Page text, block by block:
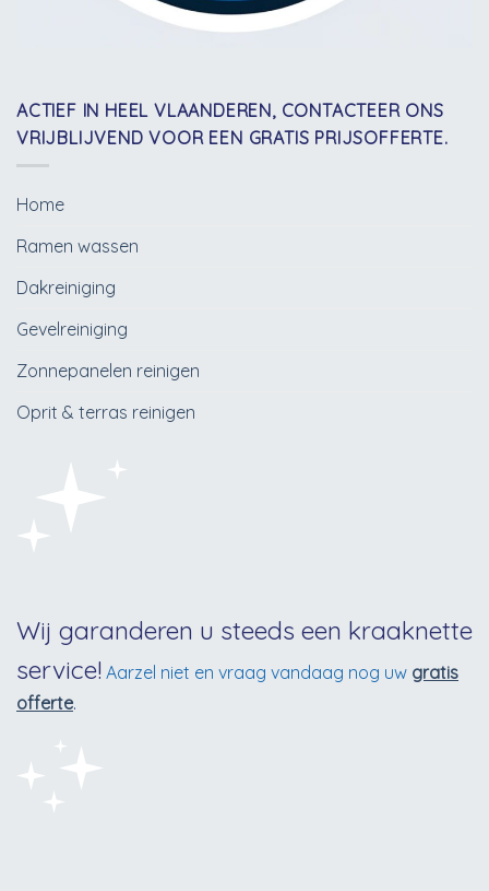
ACTIEF IN HEEL VLAANDEREN, CONTACTEER ONS
VRIJBLIJVEND VOOR EEN GRATIS PRIJSOFFERTE.
Home
Ramen wassen
Dakreiniging
Gevelreiniging
Zonnepanelen reinigen
Oprit & terras reinigen
Wij garanderen u steeds een kraaknette
service! Aarzel niet en vraag vandaag nog uw gratis
offerte.